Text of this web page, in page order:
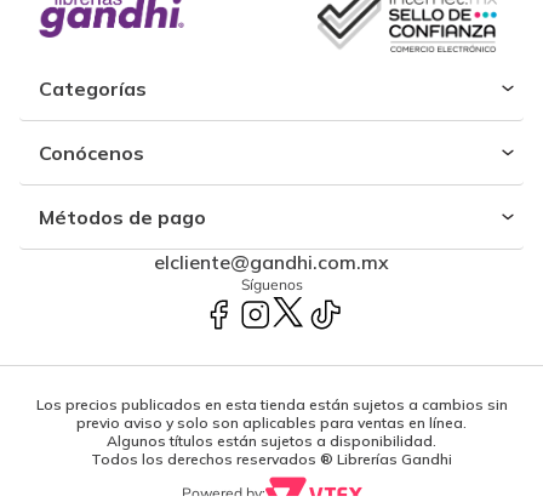
Categorías
Conócenos
Métodos de pago
elcliente@gandhi.com.mx
Síguenos
Los precios publicados en esta tienda están sujetos a cambios sin
previo aviso y solo son aplicables para ventas en línea.
Algunos títulos están sujetos a disponibilidad.
Todos los derechos reservados ® Librerías Gandhi
Powered by: